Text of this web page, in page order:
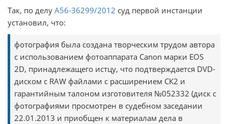
Так, по делу А56-36299/2012 суд первой инстанции
установил, что:
фотография была создана творческим трудом автора
с использованием фотоаппарата Canon марки EOS
2D, принадлежащего истцу, что подтверждается DVD-
диском с RAW файлами с расширением СК2 и
гарантийным талоном изготовителя №052332 (диск с
фотографиями просмотрен в судебном заседании
22.01.2013 и приобщен к материалам дела в